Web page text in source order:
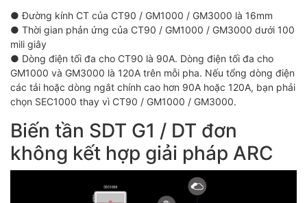
● Đường kính CT của CT90 / GM1000 / GM3000 là 16mm
● Thời gian phản ứng của CT90 / GM1000 / GM3000 dưới 100
mili giây
● Dòng điện tối đa cho CT90 là 90A. Dòng điện tối đa cho
GM1000 và GM3000 là 120A trên mỗi pha. Nếu tổng dòng điện
các tải hoặc dòng ngắt chính cao hơn 90A hoặc 120A, bạn phải
chọn SEC1000 thay vì CT90 / GM1000 / GM3000.
Biến tần SDT G1 / DT đơn
không kết hợp giải pháp ARC